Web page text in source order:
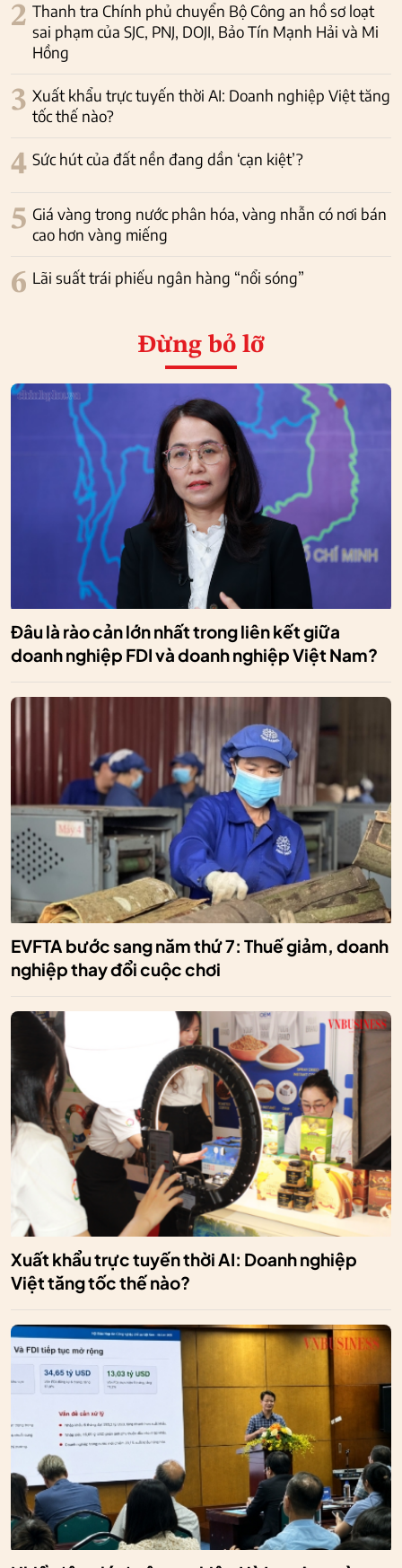
2 Thanh tra Chính phủ chuyển Bộ Công an hồ sơ loạt
sai phạm của SJC, PNJ, DOJI, Bảo Tín Mạnh Hải và Mi
Hồng
3 Xuất khẩu trực tuyến thời AI: Doanh nghiệp Việt tăng
tốc thế nào?
4 Sức hút của đất nền đang dần ‘cạn kiệt’?
5 Giá vàng trong nước phân hóa, vàng nhẫn có nơi bán
cao hơn vàng miếng
6 Lãi suất trái phiếu ngân hàng “nổi sóng”
Đừng bỏ lỡ
Đâu là rào cản lớn nhất trong liên kết giữa
doanh nghiệp FDI và doanh nghiệp Việt Nam?
EVFTA bước sang năm thứ 7: Thuế giảm, doanh
nghiệp thay đổi cuộc chơi
Xuất khẩu trực tuyến thời AI: Doanh nghiệp
Việt tăng tốc thế nào?